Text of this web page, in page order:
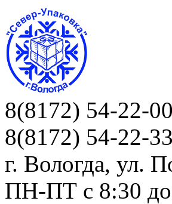
8(8172) 54-22-00
8(8172) 54-22-33
г. Вологда, ул.
ПН-ПТ c 8:30 до